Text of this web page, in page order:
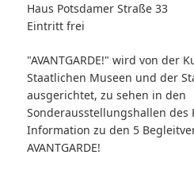
Haus Potsdamer Straße 33
Eintritt frei
"AVANTGARDE!" wird von der
Staatlichen Museen und der
ausgerichtet, zu sehen in den
Sonderausstellungshallen des
Information zu den 5
AVANTGARDE!